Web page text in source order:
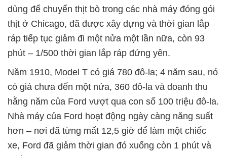
dùng để chuyển thịt bò trong các nhà máy đóng gói
thịt ở Chicago, đã được xây dựng và thời gian lắp
ráp tiếp tục giảm đi một nửa một lần nữa, còn 93
phút – 1/500 thời gian lắp ráp đứng yên.
Năm 1910, Model T có giá 780 đô-la; 4 năm sau, nó
có giá chưa đến một nửa, 360 đô-la và doanh thu
hằng năm của Ford vượt qua con số 100 triệu đô-la.
Nhà máy của Ford hoạt động ngày càng năng suất
hơn – nơi đã từng mất 12,5 giờ để làm một chiếc
xe, Ford đã giảm thời gian đó xuống còn 1 phút và